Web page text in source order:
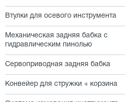
Втулки для осевого инструмента
Механическая задняя бабка с
гидравлическим пинолью
Сервоприводная задняя бабка
Конвейер для стружки + корзина